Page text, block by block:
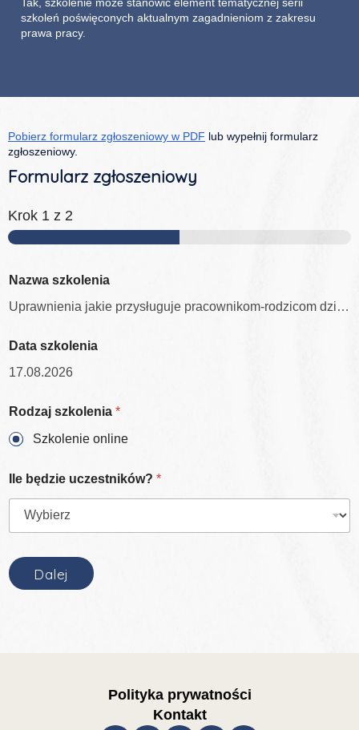
szkoleń poświęconych aktualnym zagadnieniom z zakresu
prawa pracy.
Pobierz formularz zgłoszeniowy w PDF lub wypełnij formularz
zgłoszeniowy.
Formularz zgłoszeniowy
Krok 1 z 2
Nazwa szkolenia
Data szkolenia
Rodzaj szkolenia *
Szkolenie online
Ile będzie uczestników? *
r
w
Dalej
Polityka prywatności
Kontakt